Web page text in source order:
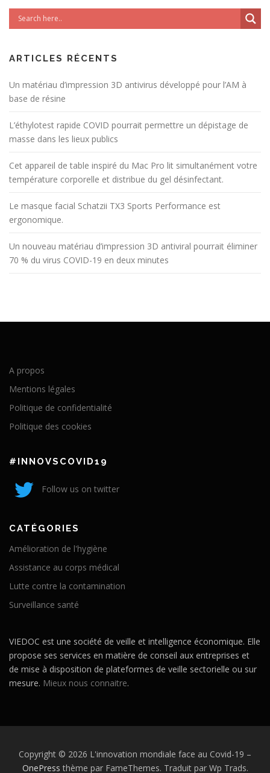
ARTICLES RÉCENTS
Un matériau d’impression 3D antivirus développé pour l’AM à
base de résine
L’éthylotest rapide COVID pourrait permettre un dépistage de
masse dans les lieux publics
Cet appareil de table inspiré du Mac Pro lit simultanément votre
température corporelle et distribue du gel désinfectant.
Le masque facial Schatzii TX3 Sports Performance est
ergonomique.
Un nouveau matériau d’impression 3D antiviral pourrait éliminer
70 % du virus COVID-19 en deux minutes
A propos
Mentions légales
Politique de confidentialité
Politique des cookies
#INNOVSCOVID19
Follow us on twitter
CATÉGORIES
Amélioration de l'hygiène
Assistance au corps médical
Lutte contre la contamination
Surveillance santé
VIEDOC est une société de veille et intelligence économique. Elle
propose ses services en matière de conseil aux entreprises et
de mise à disposition de plateformes de veille sectorielle ou sur
mesure. Mieux nous connaitre.
Copyright © 2026 L'innovation mondiale face au Covid-19 –
OnePress thème par FameThemes. Traduit par Wp Trads.